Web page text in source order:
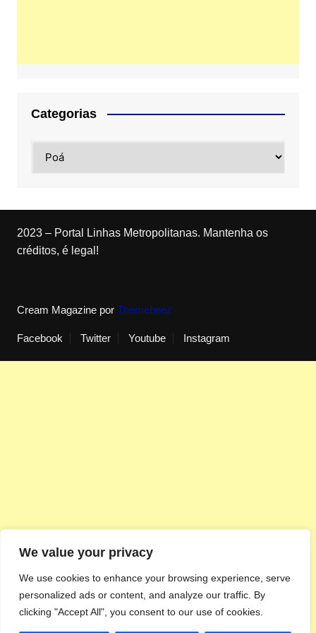
We value your privacy
We use cookies to enhance your browsing experience, serve
personalized ads or content, and analyze our traffic. By
clicking "Accept All", you consent to our use of cookies.
Categorias
2023 – Portal Linhas Metropolitanas. Mantenha os
créditos, é legal!
Cream Magazine por Themebeez
Facebook Twitter Youtube Instagram